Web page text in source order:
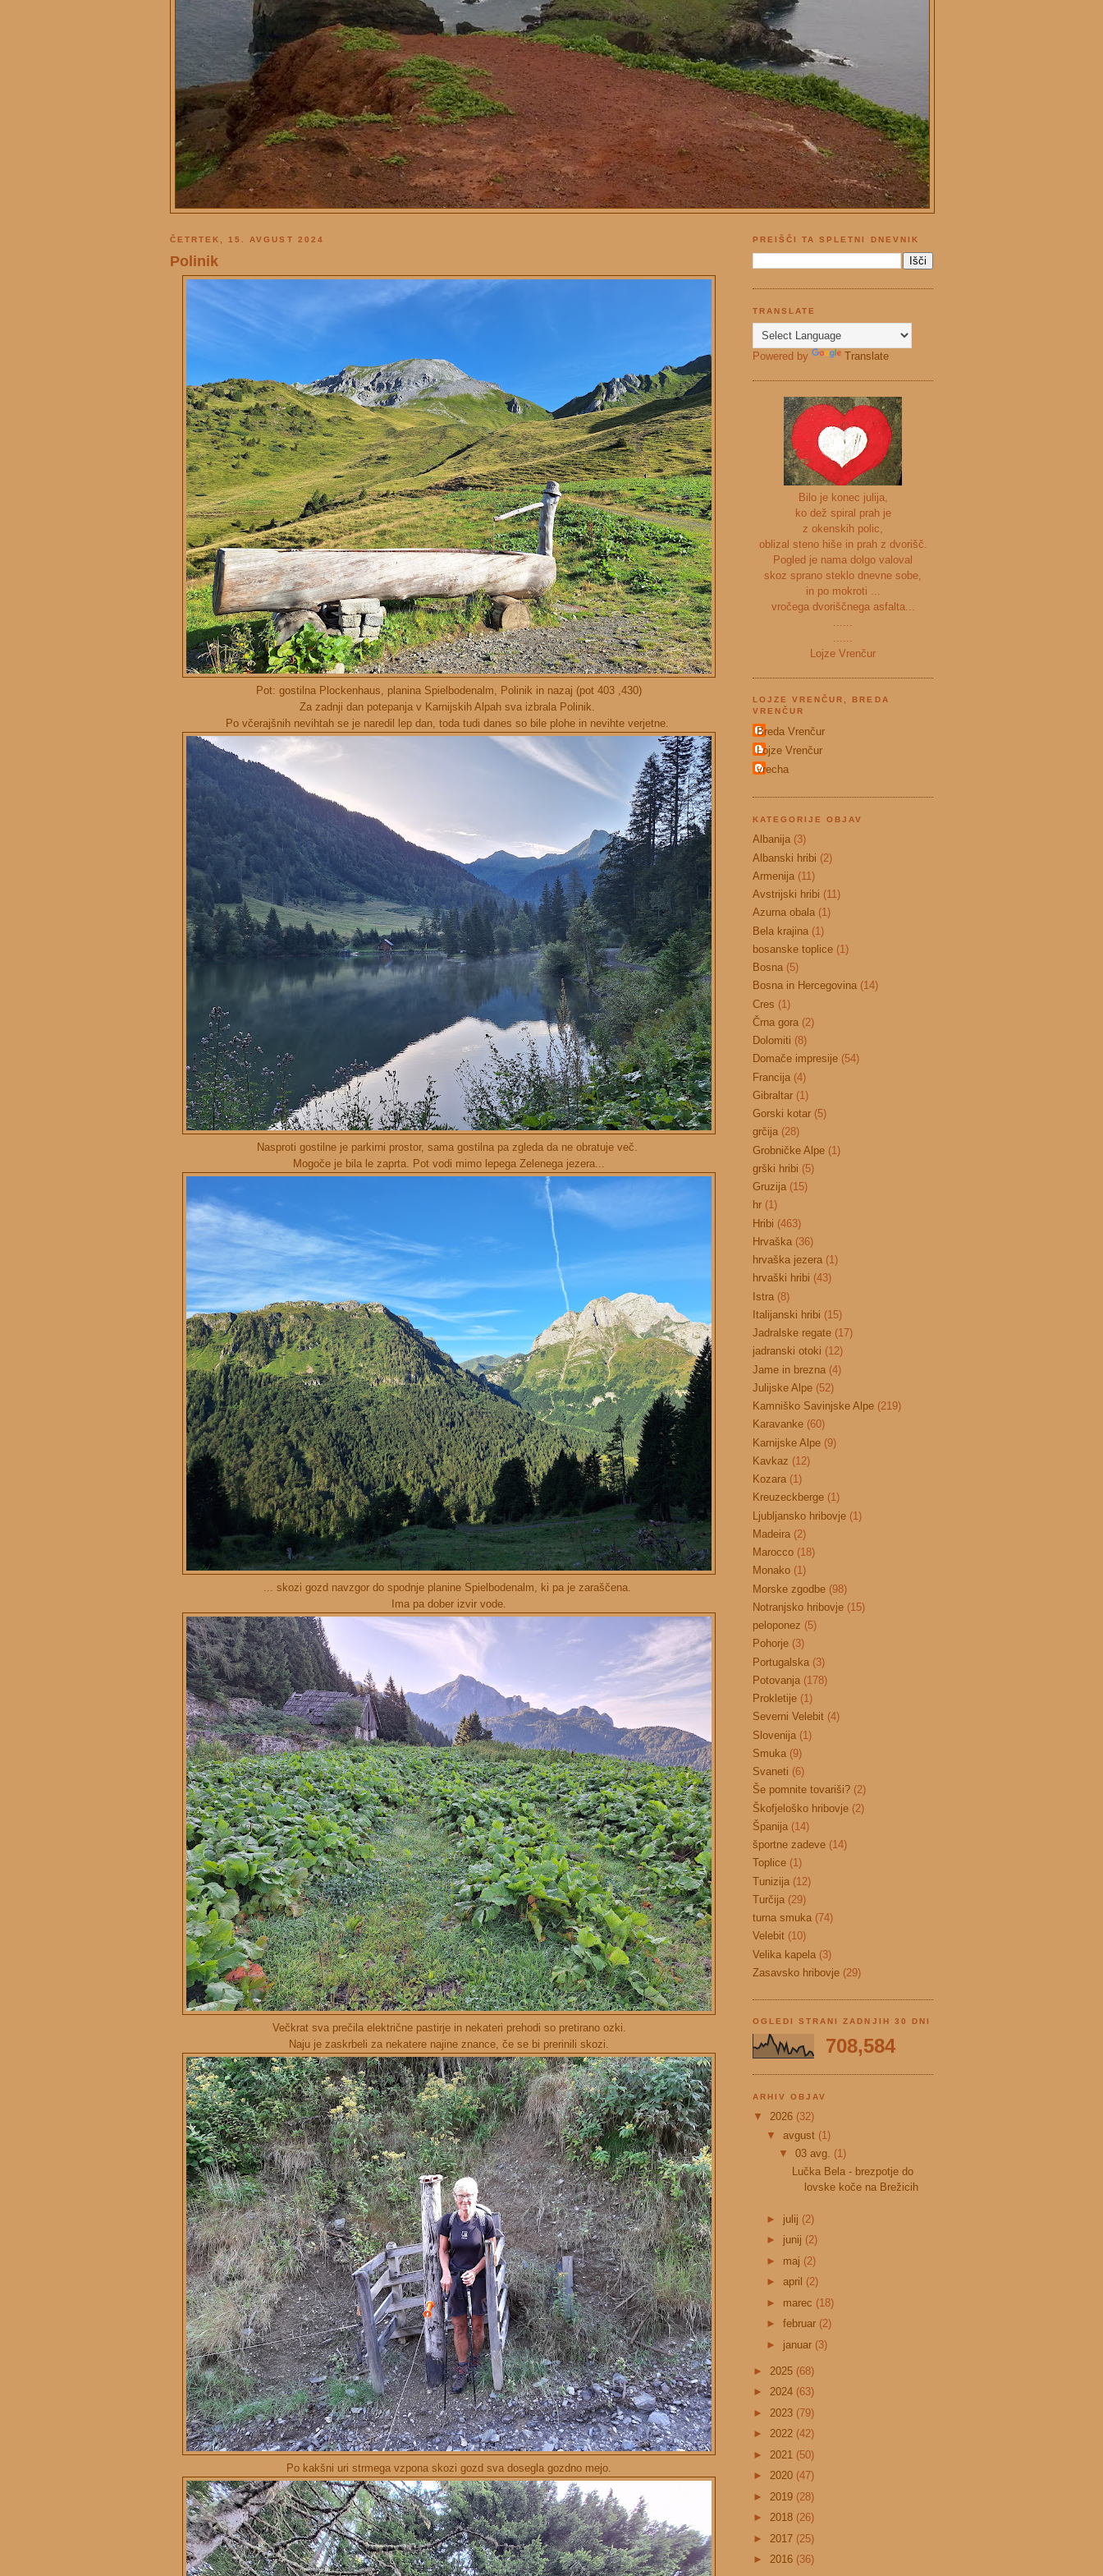
ČETRTEK, 15. AVGUST 2024
Polinik
Pot: gostilna Plockenhaus, planina Spielbodenalm, Polinik in nazaj (pot 403 ,430)
Za zadnji dan potepanja v Karnijskih Alpah sva izbrala Polinik.
Po včerajšnih nevihtah se je naredil lep dan, toda tudi danes so bile plohe in nevihte verjetne.
Nasproti gostilne je parkirni prostor, sama gostilna pa zgleda da ne obratuje več.
Mogoče je bila le zaprta. Pot vodi mimo lepega Zelenega jezera...
... skozi gozd navzgor do spodnje planine Spielbodenalm, ki pa je zaraščena.
Ima pa dober izvir vode.
Večkrat sva prečila električne pastirje in nekateri prehodi so pretirano ozki.
Naju je zaskrbeli za nekatere najine znance, če se bi prerinili skozi.
Po kakšni uri strmega vzpona skozi gozd sva dosegla gozdno mejo.
PREIŠČI TA SPLETNI DNEVNIK
TRANSLATE
Powered by Translate
Bilo je konec julija,
ko dež spiral prah je
z okenskih polic,
oblizal steno hiše in prah z dvorišč.
Pogled je nama dolgo valoval
skoz sprano steklo dnevne sobe,
in po mokroti ...
vročega dvoriščnega asfalta...
......
......
Lojze Vrenčur
LOJZE VRENČUR, BREDA
VRENČUR
Breda Vrenčur
Lojze Vrenčur
vrecha
KATEGORIJE OBJAV
Albanija (3)
Albanski hribi (2)
Armenija (11)
Avstrijski hribi (11)
Azurna obala (1)
Bela krajina (1)
bosanske toplice (1)
Bosna (5)
Bosna in Hercegovina (14)
Cres (1)
Črna gora (2)
Dolomiti (8)
Domače impresije (54)
Francija (4)
Gibraltar (1)
Gorski kotar (5)
grčija (28)
Grobničke Alpe (1)
grški hribi (5)
Gruzija (15)
hr (1)
Hribi (463)
Hrvaška (36)
hrvaška jezera (1)
hrvaški hribi (43)
Istra (8)
Italijanski hribi (15)
Jadralske regate (17)
jadranski otoki (12)
Jame in brezna (4)
Julijske Alpe (52)
Kamniško Savinjske Alpe (219)
Karavanke (60)
Karnijske Alpe (9)
Kavkaz (12)
Kozara (1)
Kreuzeckberge (1)
Ljubljansko hribovje (1)
Madeira (2)
Marocco (18)
Monako (1)
Morske zgodbe (98)
Notranjsko hribovje (15)
peloponez (5)
Pohorje (3)
Portugalska (3)
Potovanja (178)
Prokletije (1)
Severni Velebit (4)
Slovenija (1)
Smuka (9)
Svaneti (6)
Še pomnite tovariši? (2)
Škofjeloško hribovje (2)
Španija (14)
športne zadeve (14)
Toplice (1)
Tunizija (12)
Turčija (29)
turna smuka (74)
Velebit (10)
Velika kapela (3)
Zasavsko hribovje (29)
OGLEDI STRANI ZADNJIH 30 DNI
708,584
ARHIV OBJAV
▼ 2026 (32)
▼ avgust (1)
▼03 avg. (1)
Lučka Bela - brezpotje do
lovske koče na Brežicih
► julij (2)
► junij (2)
► maj (2)
► april (2)
► marec (18)
► februar (2)
► januar (3)
► 2025 (68)
► 2024 (63)
► 2023 (79)
► 2022 (42)
► 2021 (50)
► 2020 (47)
► 2019 (28)
► 2018 (26)
► 2017 (25)
► 2016 (36)